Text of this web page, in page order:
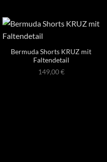
Bermuda Shorts KRUZ mit
Faltendetail
149,00€